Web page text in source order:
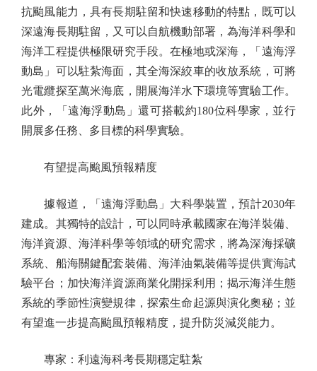
抗颱風能力，具有長期駐留和快速移動的特點，既可以
深遠海長期駐留，又可以自航機動部署，為海洋科學和
海洋工程提供極限研究手段。在極地或深海，「遠海浮
動島」可以駐紮海面，其全海深絞車的收放系統，可將
光電纜探至萬米海底，開展海洋水下環境等實驗工作。
此外，「遠海浮動島」還可搭載約180位科學家，並行
開展多任務、多目標的科學實驗。
有望提高颱風預報精度
據報道，「遠海浮動島」大科學裝置，預計2030年
建成。其獨特的設計，可以同時承載國家在海洋裝備、
海洋資源、海洋科學等領域的研究需求，將為深海採礦
系統、船海關鍵配套裝備、海洋油氣裝備等提供實海試
驗平台；加快海洋資源商業化開採利用；揭示海洋生態
系統的季節性演變規律，探索生命起源與演化奧秘；並
有望進一步提高颱風預報精度，提升防災減災能力。
專家：利遠海科考長期穩定駐紮